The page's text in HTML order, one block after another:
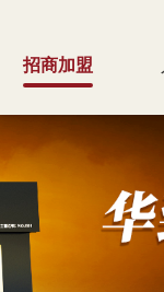
招商加盟